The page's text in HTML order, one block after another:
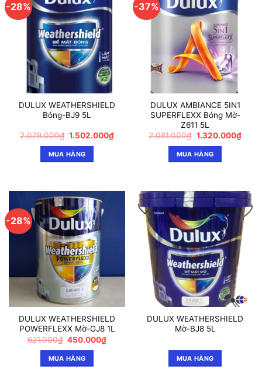
-28%
DULUX WEATHERSHIELD
Bóng-BJ9 5L
2.079.000₫ Giá
là:
2.079.000₫.
1.502.000₫Giá
MUA HÀNG
-37%
DULUX AMBIANCE 5IN1
SUPERFLEXX Bóng Mờ-
Z611 5L
2.081.000₫ Giá
là:
2.081.000₫.
1.320.000₫Giá
hiện
MUA HÀNG
-28%
DULUX WEATHERSHIELD
POWERFLEXX Mờ-GJ8 1L
621.000₫ Giá
là:
621.000₫.
450.000₫Giá
MUA HÀNG
DULUX WEATHERSHIELD
Mờ-BJ8 5L
MUA HÀNG